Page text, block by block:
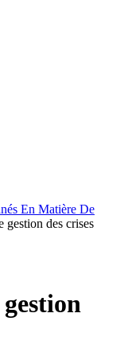
En Matière De
gestion des crises